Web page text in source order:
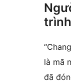
là mã
đã